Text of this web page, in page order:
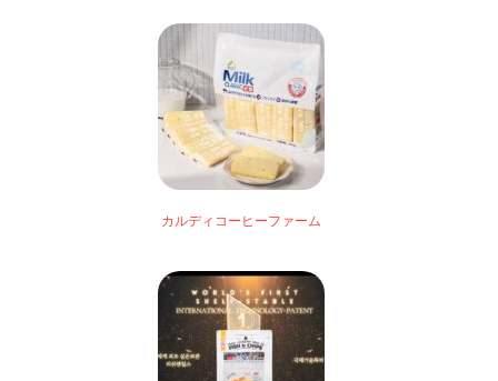
カルディコーヒーファーム